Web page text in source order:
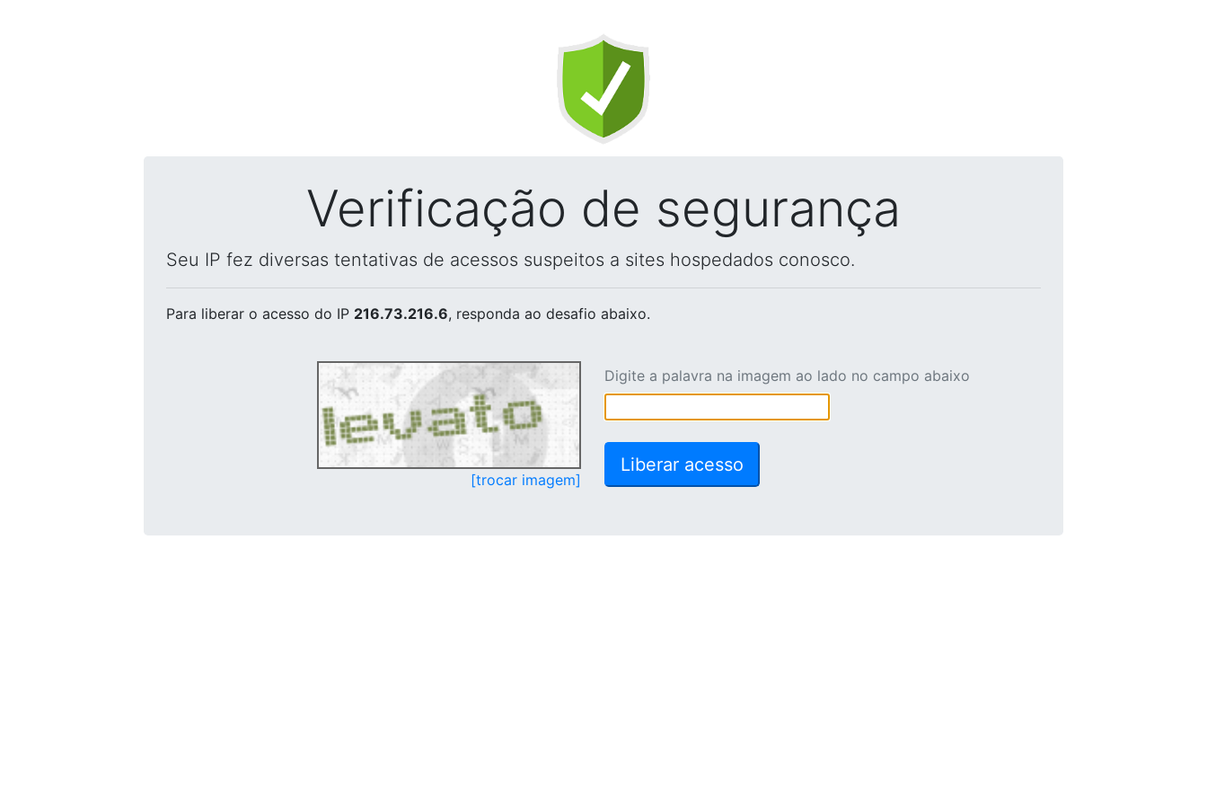
Verificação de segurança
Seu IP fez diversas tentativas de acessos suspeitos a sites hospedados conosco.
Para liberar o acesso do IP 216.73.216.6, responda ao desafio abaixo.
[trocar imagem]
Digite a palavra na imagem ao lado no campo abaixo